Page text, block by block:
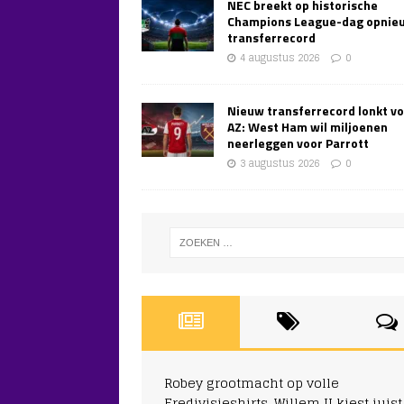
NEC breekt op historische
Champions League-dag
transferrecord
4 augustus 2026 0
Nieuw transferrecord lonkt
AZ: West Ham wil miljoenen
neerleggen voor Parrott
3 augustus 2026 0
Robey grootmacht op volle